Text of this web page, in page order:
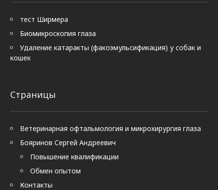
тест Ширмера
Биомикроскопия глаза
Удаление катаракты (факоэмульсификация) у собак и
кошек
Страницы
Ветеринарная офтальмология и микрохирургия глаза
Бояринов Сергей Андреевич
Повышение квалификации
Обмен опытом
Контакты